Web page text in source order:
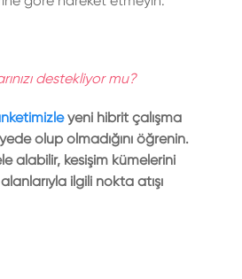
destekliyor mu?
yeni hibrit çalışma
olup olmadığını öğrenin.
alabilir, kesişim kümelerini
ilgili nokta atışı